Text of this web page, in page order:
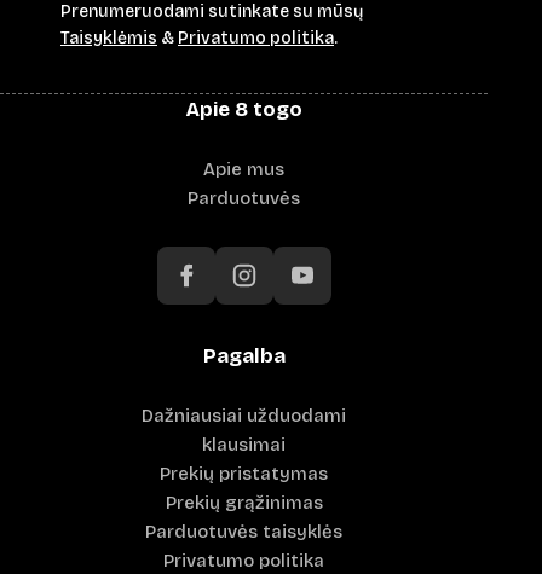
Prenumeruodami sutinkate su mūsų
Taisyklėmis & Privatumo politika.
Apie 8 togo
Apie mus
Parduotuvės
Pagalba
Dažniausiai užduodami
klausimai
Prekių pristatymas
Prekių grąžinimas
Parduotuvės taisyklės
Privatumo politika